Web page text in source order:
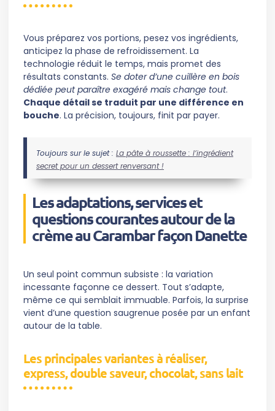
Vous préparez vos portions, pesez vos ingrédients,
anticipez la phase de refroidissement. La
technologie réduit le temps, mais promet des
résultats constants. Se doter d’une cuillère en bois
dédiée peut paraître exagéré mais change tout.
Chaque détail se traduit par une différence en
bouche. La précision, toujours, finit par payer.
Toujours sur le sujet : La pâte à roussette : l’ingrédient
secret pour un dessert renversant !
Les adaptations, services et
questions courantes autour de la
crème au Carambar façon Danette
Un seul point commun subsiste : la variation
incessante façonne ce dessert. Tout s’adapte,
même ce qui semblait immuable. Parfois, la surprise
vient d’une question saugrenue posée par un enfant
autour de la table.
Les principales variantes à réaliser,
express, double saveur, chocolat, sans lait